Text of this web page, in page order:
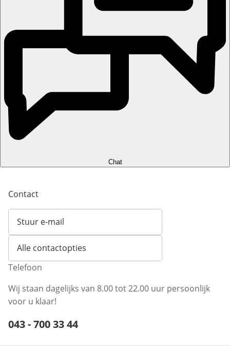
Chat
Contact
Stuur e-mail
Opent e-mailclient
Alle contactopties
Telefoon
Wij staan dagelijks van 8.00 tot 22.00 uur persoonlijk
voor u klaar!
Telefoonnummer:
043 - 700 33 44